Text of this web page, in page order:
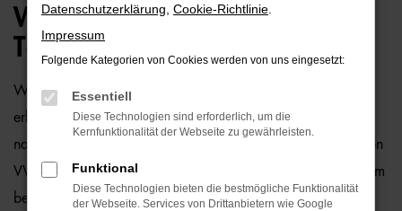
WIE WÄRE ES MIT EINEM VW
T6 CARAVELLE FÜR BREMEN?
Wer zu uns und damit zur Auto-Familie Ostermaier kommt,
erhält viele Vorschläge rund um die Mobilität. Das gilt
natürlich auch für Bremen und Umgebung, wo wir gerne den
VW T6 Caravelle empfehlen. Die Rede ist von einem rundum
bewährten und zuverlässigen Fahrzeug, das perfekt zu
Datenschutzerklärung Cookie-Richtlinie
Impressum
Folgende Kategorien von Cookies werden von uns eingesetzt:
Essentiell
Diese Technologien sind erforderlich, um die
Kernfunktionalität der Webseite zu gewährleisten.
Funktional
Diese Technologien bieten die bestmögliche Funktionalität
der Webseite. Services von Drittanbietern wie Google